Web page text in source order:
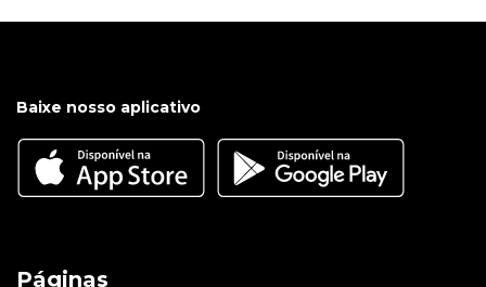
Baixe nosso aplicativo
Páginas